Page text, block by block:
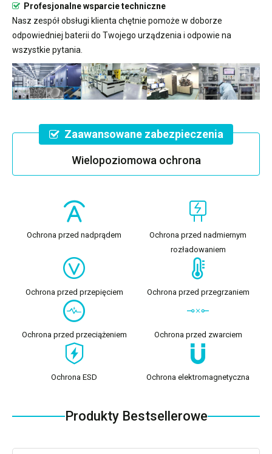
Profesjonalne wsparcie techniczne
Nasz zespół obsługi klienta chętnie pomoże w doborze
odpowiedniej baterii do Twojego urządzenia i odpowie na
wszystkie pytania.
Zaawansowane zabezpieczenia
Wielopoziomowa ochrona
Ochrona przed nadprądem
Ochrona przed nadmiernym
rozładowaniem
Ochrona przed przepięciem Ochrona przed przegrzaniem
Ochrona przed przeciążeniem Ochrona przed zwarciem
Ochrona ESD Ochrona elektromagnetyczna
Produkty Bestsellerowe